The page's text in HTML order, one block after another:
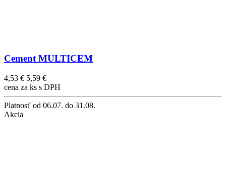
Cement MULTICEM
4,53 € 5,59 €
cena za ks s DPH
Platnosť od 06.07. do 31.08.
Akcia